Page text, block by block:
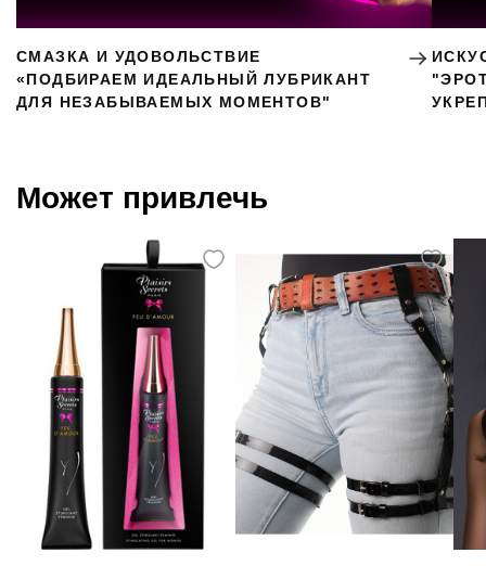
СМАЗКА И УДОВОЛЬСТВИЕ
«ПОДБИРАЕМ ИДЕАЛЬНЫЙ ЛУБРИКАНТ
ДЛЯ НЕЗАБЫВАЕМЫХ МОМЕНТОВ"
Может привлечь